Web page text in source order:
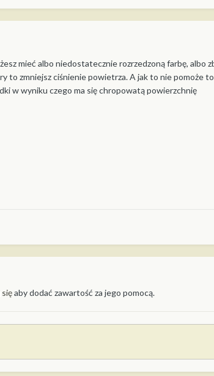
mieć albo niedostatecznie rozrzedzoną farbę, albo
zmniejsz ciśnienie powietrza. A jak to nie pomoże
w wyniku czego ma się chropowatą powierzchnię
sięaby dodać zawartość za jego pomocą.